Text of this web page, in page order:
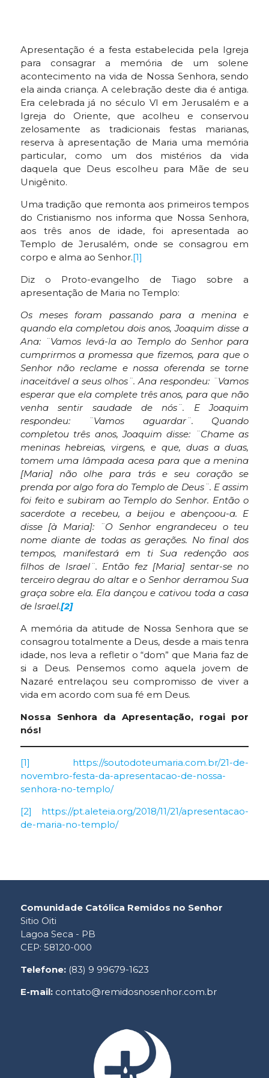
Apresentação é a festa estabelecida pela Igreja
para consagrar a memória de um solene
acontecimento na vida de Nossa Senhora, sendo
ela ainda criança. A celebração deste dia é antiga.
Era celebrada já no século VI em Jerusalém e a
Igreja do Oriente, que acolheu e conservou
zelosamente as tradicionais festas marianas,
reserva à apresentação de Maria uma memória
particular, como um dos mistérios da vida
daquela que Deus escolheu para Mãe de seu
Unigênito.
Uma tradição que remonta aos primeiros tempos
do Cristianismo nos informa que Nossa Senhora,
aos três anos de idade, foi apresentada ao
Templo de Jerusalém, onde se consagrou em
corpo e alma ao Senhor.[1]
Diz o Proto-evangelho de Tiago sobre a
apresentação de Maria no Templo:
Os meses foram passando para a menina e
quando ela completou dois anos, Joaquim disse a
Ana: ¨Vamos levá-la ao Templo do Senhor para
cumprirmos a promessa que fizemos, para que o
Senhor não reclame e nossa oferenda se torne
inaceitável a seus olhos¨. Ana respondeu: ¨Vamos
esperar que ela complete três anos, para que não
venha sentir saudade de nós¨. E Joaquim
respondeu: ¨Vamos aguardar¨. Quando
completou três anos, Joaquim disse: ¨Chame as
meninas hebreias, virgens, e que, duas a duas,
tomem uma lâmpada acesa para que a menina
[Maria] não olhe para trás e seu coração se
prenda por algo fora do Templo de Deus¨. E assim
foi feito e subiram ao Templo do Senhor. Então o
sacerdote a recebeu, a beijou e abençoou-a. E
disse [à Maria]: ¨O Senhor engrandeceu o teu
nome diante de todas as gerações. No final dos
tempos, manifestará em ti Sua redenção aos
filhos de Israel¨. Então fez [Maria] sentar-se no
terceiro degrau do altar e o Senhor derramou Sua
graça sobre ela. Ela dançou e cativou toda a casa
de Israel.[2]
A memória da atitude de Nossa Senhora que se
consagrou totalmente a Deus, desde a mais tenra
idade, nos leva a refletir o “dom” que Maria faz de
si a Deus. Pensemos como aquela jovem de
Nazaré entrelaçou seu compromisso de viver a
vida em acordo com sua fé em Deus.
Nossa Senhora da Apresentação, rogai por
nós!
[1]
https://soutodoteumaria.com.br/21-de-
novembro-festa-da-apresentacao-de-nossa-
senhora-no-templo/
[2]
https://pt.aleteia.org/2018/11/21/apresentacao-
de-maria-no-templo/
Comunidade Católica Remidos no Senhor
Sitio Oiti
Lagoa Seca - PB
CEP: 58120-000
Telefone: (83) 9 99679-1623
E-mail: contato@remidosnosenhor.com.br